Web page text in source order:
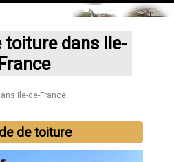
toiture dans Ile-
Ile-de-France
de toiture